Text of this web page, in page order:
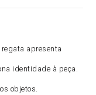
apresenta
identidade à peça.
objetos.